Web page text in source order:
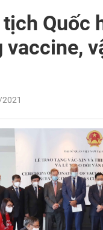
tịch Quốc
vaccine,